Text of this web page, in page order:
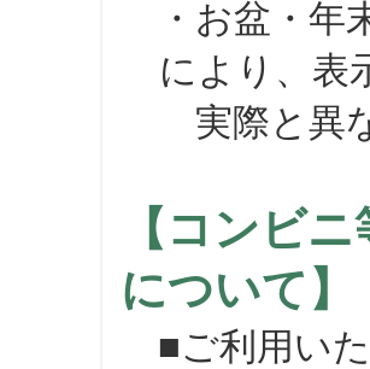
・お盆・年
により、表
実際と異な
【コンビ
について
■ご利用い